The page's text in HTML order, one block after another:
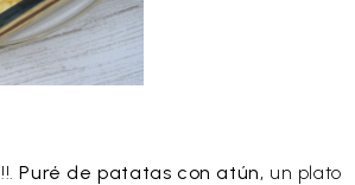
Puré de patatas con atún, un plato